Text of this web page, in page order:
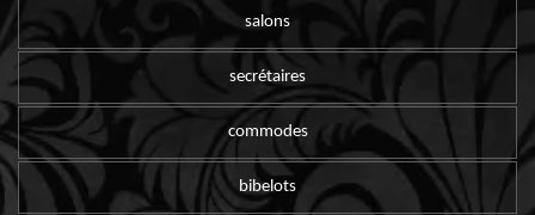
salons
secrétaires
commodes
bibelots